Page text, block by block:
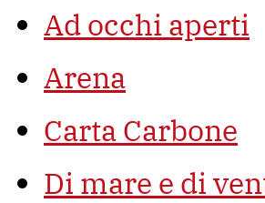
Ad occhi aperti
Arena
Carta Carbone
Di mare e di